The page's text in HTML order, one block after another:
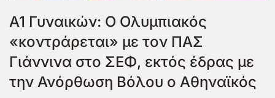
A1 Γυναικών: Ο Ολυμπιακός
«κοντράρεται» με τον ΠΑΣ
Γιάννινα στο ΣΕΦ, εκτός έδρας με
την Ανόρθωση Βόλου ο Αθηναϊκός